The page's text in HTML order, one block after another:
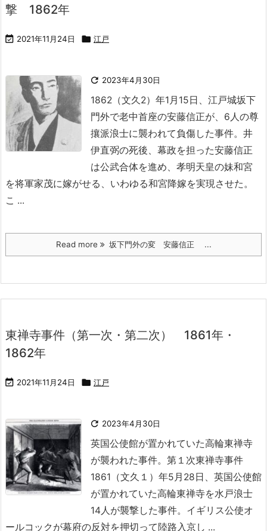
撃 1862年
 2021年11月24日  江戸
 2023年4月30日
1862（文久2）年1月15日、江戸城坂下
門外で老中首座の安藤信正が、6人の尊
攘派浪士に襲われて負傷した事件。 井
伊直弼の死後、幕政を担った安藤信正
は公武合体を進め、孝明天皇の妹和宮
を将軍家茂に嫁がせる、いわゆる和宮降嫁を実現させた。
こ ...
Read more 坂下門外の変 安藤信正 ...
東禅寺事件（第一次・第二次） 1861年・
1862年
 2021年11月24日  江戸
 2023年4月30日
英国公使館が置かれていた高輪東禅寺
が襲われた事件。 第１次東禅寺事件
1861（文久１）年5月28日、英国公使館
が置かれていた高輪東禅寺を水戸浪士
14人が襲撃した事件。イギリス公使オ
ールコックが幕府の反対を押切って陸路入京し ...